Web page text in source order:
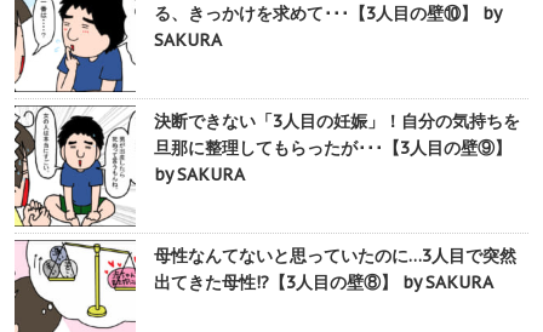
る、きっかけを求めて･･･【3人目の壁⑩】 by
SAKURA
決断できない「3人目の妊娠」！自分の気持ちを
旦那に整理してもらったが･･･【3人目の壁⑨】
by SAKURA
母性なんてないと思っていたのに…3人目で突然
出てきた母性!?【3人目の壁⑧】 by SAKURA